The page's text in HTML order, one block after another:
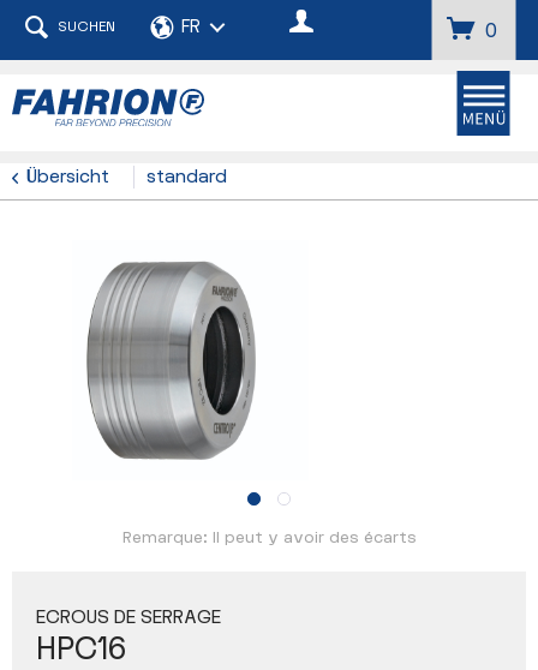
SUCHEN 0
Übersicht standard
Remarque: Il peut y avoir des écarts
ECROUS DE SERRAGE
HPC16